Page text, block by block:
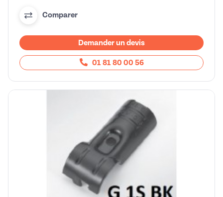
Comparer
Demander un devis
01 81 80 00 56